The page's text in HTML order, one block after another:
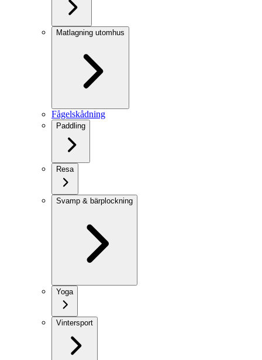
Matlagning utomhus
Fågelskådning
Paddling
Resa
Svamp & bärplockning
Yoga
Vintersport